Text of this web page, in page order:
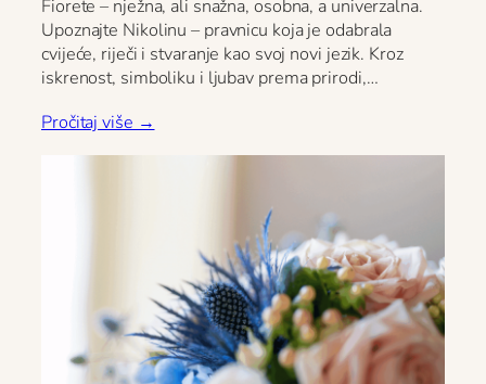
Fiorete – nježna, ali snažna, osobna, a univerzalna.
Upoznajte Nikolinu – pravnicu koja je odabrala
cvijeće, riječi i stvaranje kao svoj novi jezik. Kroz
iskrenost, simboliku i ljubav prema prirodi,…
Pročitaj više →